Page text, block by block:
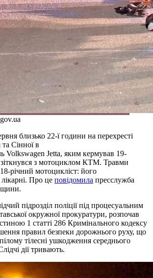
близько 22-ї години на перехресті
Сінної в
Volkswagen Jetta, яким кермував 19-
з мотоциклом КТМ. Травми
річний мотоцикліст: його
лікарні. Про це повідомила пресслужба
підрозділ поліції під процесуальним
окружної прокуратури, розпочав
1 статті 286 Кримінального кодексу
правил безпеки дорожнього руху, що
тілесні ушкодження середнього
дії тривають.